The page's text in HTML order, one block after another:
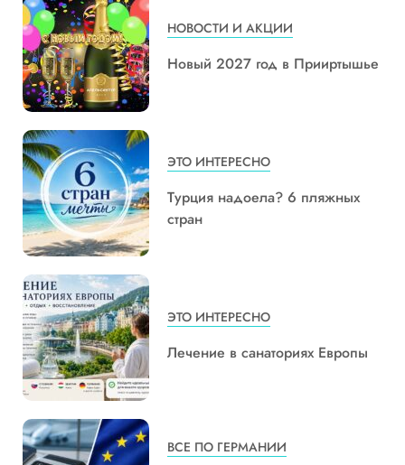
НОВОСТИ И АКЦИИ
Новый 2027 год в Прииртышье
ЭТО ИНТЕРЕСНО
Турция надоела? 6 пляжных
стран
ЭТО ИНТЕРЕСНО
Лечение в санаториях Европы
ВСЕ ПО ГЕРМАНИИ